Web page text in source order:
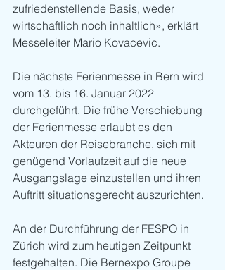
zufriedenstellende Basis, weder
wirtschaftlich noch inhaltlich», erklärt
Messeleiter Mario Kovacevic.
Die nächste Ferienmesse in Bern wird
vom 13. bis 16. Januar 2022
durchgeführt. Die frühe Verschiebung
der Ferienmesse erlaubt es den
Akteuren der Reisebranche, sich mit
genügend Vorlaufzeit auf die neue
Ausgangslage einzustellen und ihren
Auftritt situationsgerecht auszurichten.
An der Durchführung der FESPO in
Zürich wird zum heutigen Zeitpunkt
festgehalten. Die Bernexpo Groupe